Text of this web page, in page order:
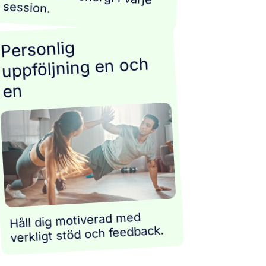
session.
Personlig
uppföljning en och
en
Håll dig motiverad med
verkligt stöd och feedback.